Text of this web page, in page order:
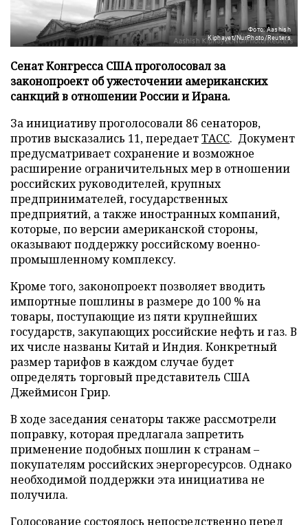
Фото: Aashish
Kiphayet/NurPhoto/Reuters
Сенат Конгресса США проголосовал за
законопроект об ужесточении американских
санкций в отношении России и Ирана.
За инициативу проголосовали 86 сенаторов,
против высказались 11, передаетТАСС. Документ
предусматривает сохранение и возможное
расширение ограничительных мер в отношении
российских руководителей, крупных
предпринимателей, государственных
предприятий, а также иностранных компаний,
которые, по версии американской стороны,
оказывают поддержку российскому военно-
промышленному комплексу.
Кроме того, законопроект позволяет вводить
импортные пошлины в размере до 100 % на
товары, поступающие из пяти крупнейших
государств, закупающих российские нефть и газ. В
их числе названы Китай и Индия. Конкретный
размер тарифов в каждом случае будет
определять торговый представитель США
Джеймисон Грир.
В ходе заседания сенаторы также рассмотрели
поправку, которая предлагала запретить
применение подобных пошлин к странам –
покупателям российских энергоресурсов. Однако
необходимой поддержки эта инициатива не
получила.
Голосование состоялось непосредственно перед